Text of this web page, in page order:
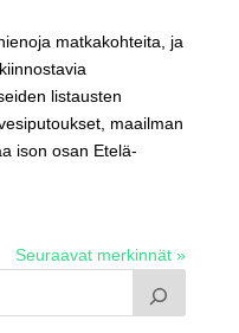
matkakohteita, ja
listausten
maailman
ison osan Etelä-
Seuraavat merkinnät »